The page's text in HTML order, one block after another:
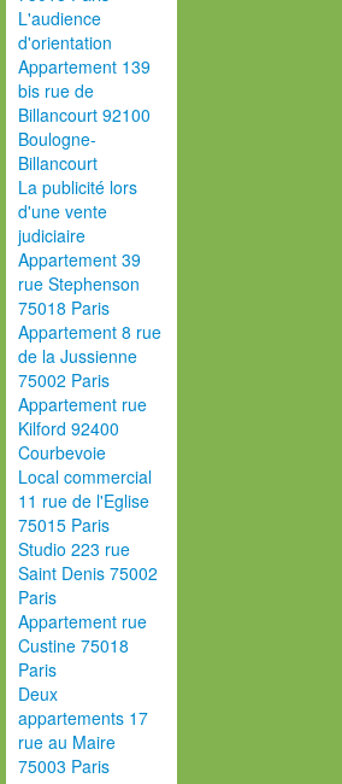
L'audience
d'orientation
Appartement 139
bis rue de
Billancourt 92100
Boulogne-
Billancourt
La publicité lors
d'une vente
judiciaire
Appartement 39
rue Stephenson
75018 Paris
Appartement 8 rue
de la Jussienne
75002 Paris
Appartement rue
Kilford 92400
Courbevoie
Local commercial
11 rue de l'Eglise
75015 Paris
Studio 223 rue
Saint Denis 75002
Paris
Appartement rue
Custine 75018
Paris
Deux
appartements 17
rue au Maire
75003 Paris